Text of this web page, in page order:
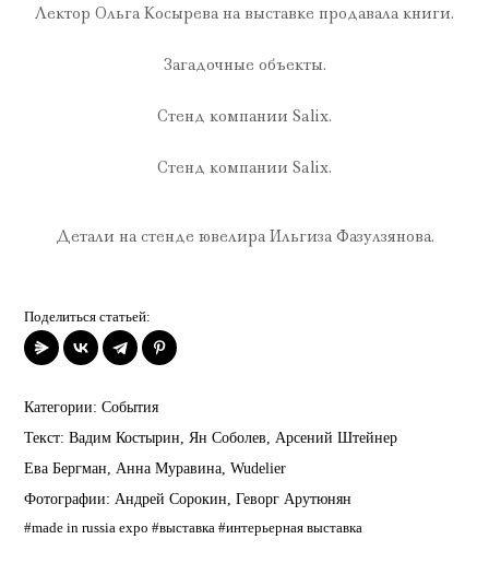
Лектор Ольга Косырева на выставке продавала книги.
Загадочные объекты.
Стенд компании Salix.
Стенд компании Salix.
Детали на стенде ювелира Ильгиза Фазулзянова.
Поделиться статьей:
Категории:События
Текст:Вадим Костырин,Ян Соболев,Арсений Штейнер
Ева Бергман,Анна Муравина,Wudelier
Фотографии:Андрей Сорокин,Геворг Арутюнян
#made in russia expo #выставка #интерьерная выставка